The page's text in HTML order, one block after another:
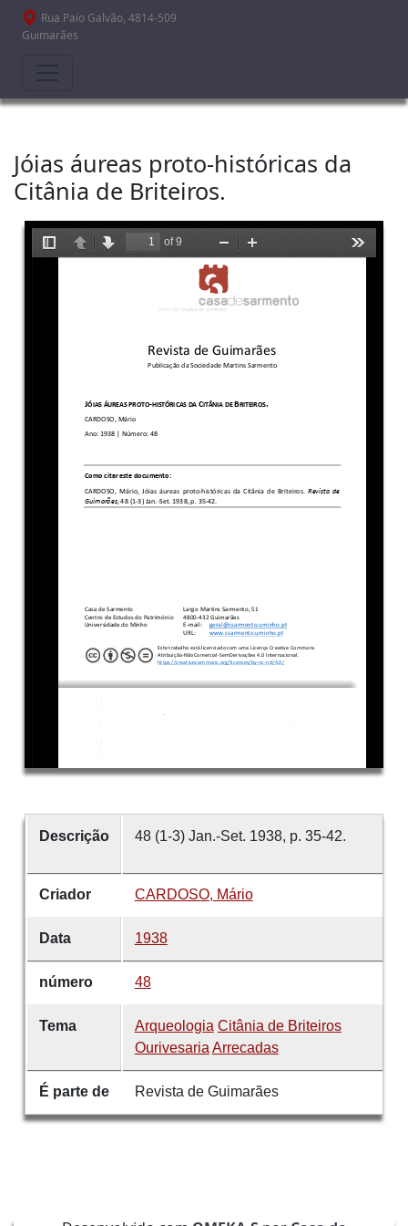
Passar para o conteúdo principal
Rua Paio Galvão, 4814-509
Guimarães
Jóias áureas proto-históricas da
Citânia de Briteiros.
Descrição 48 (1-3) Jan.-Set. 1938, p. 35-42.
Criador CARDOSO, Mário
Data 1938
número 48
Tema Arqueologia Citânia de Briteiros
Ourivesaria Arrecadas
É parte de Revista de Guimarães